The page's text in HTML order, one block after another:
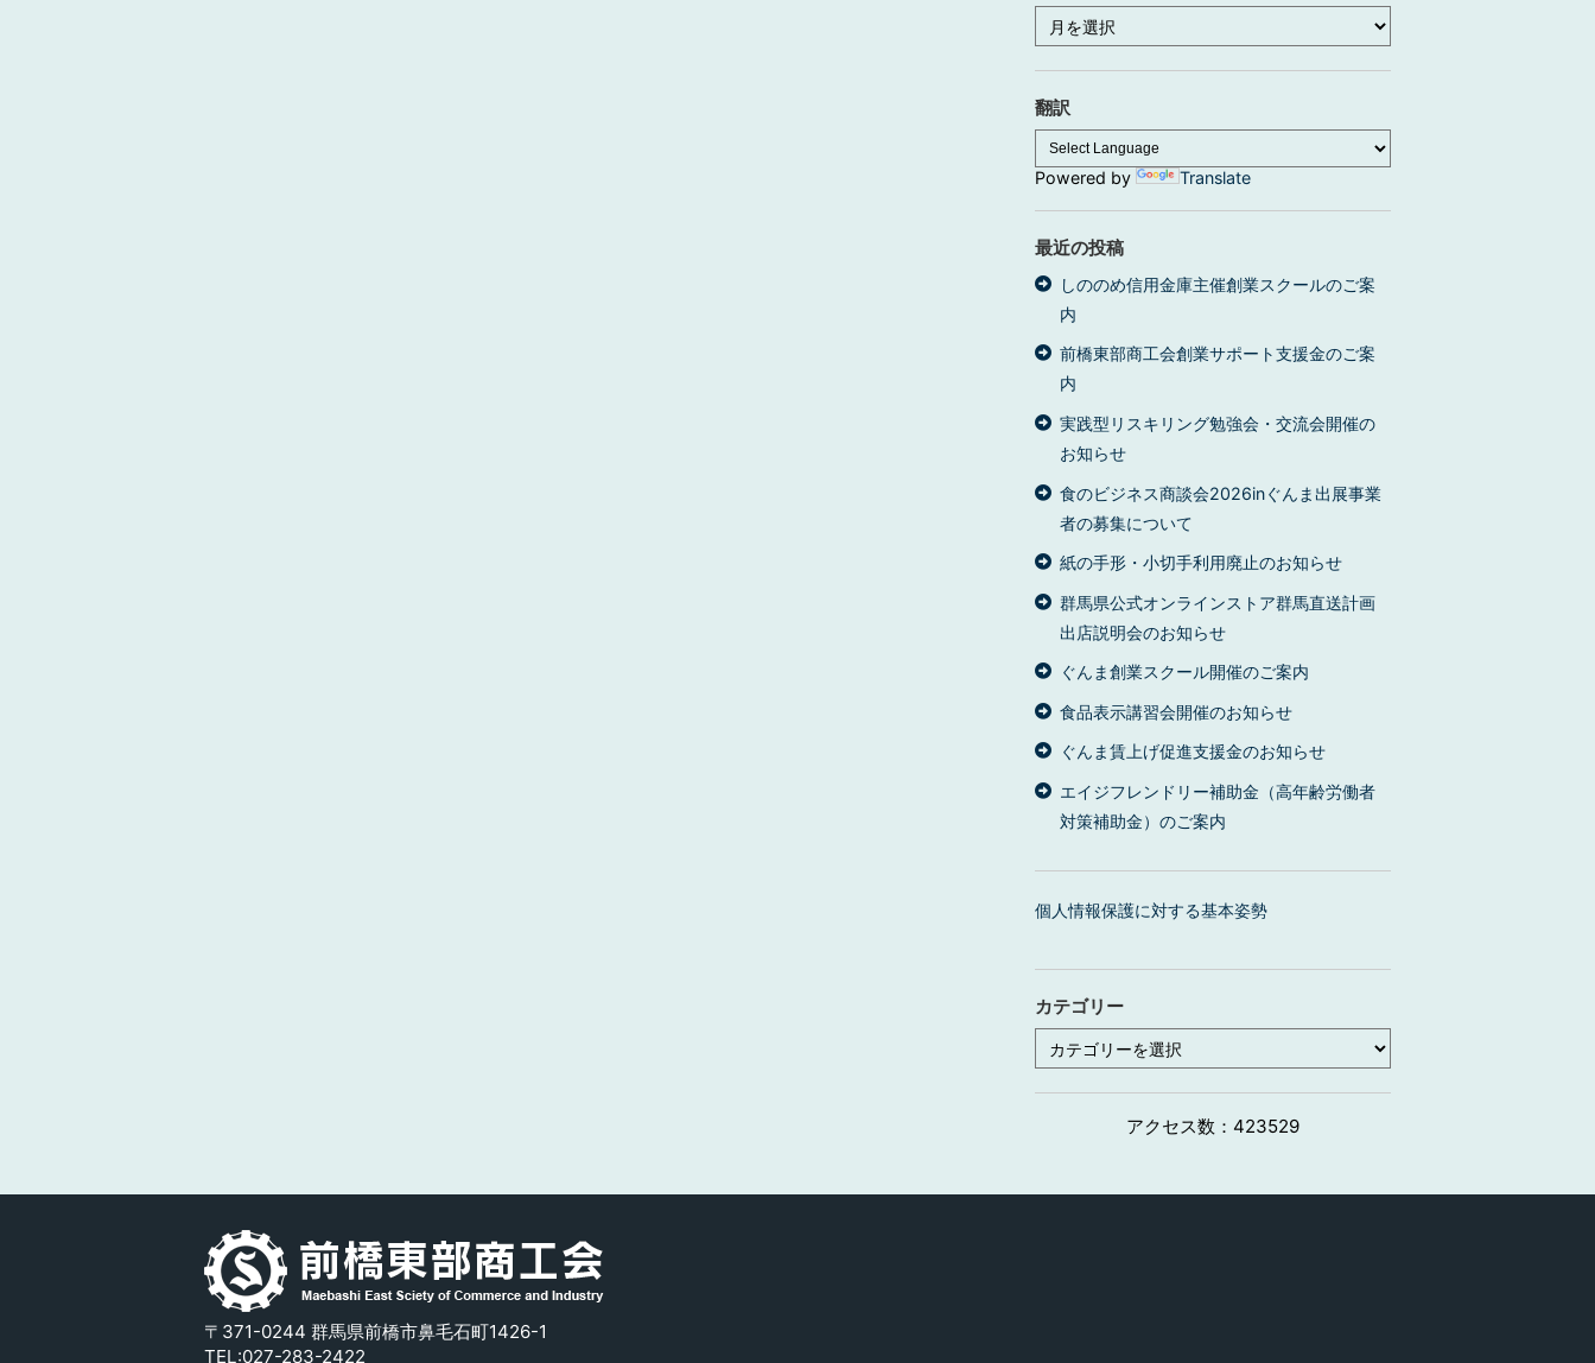
ア
ー
カ
イ
翻訳
Powered by Translate
最近の投稿
しののめ信用金庫主催創業スクールのご案
内
前橋東部商工会創業サポート支援金のご案
内
実践型リスキリング勉強会・交流会開催の
お知らせ
食のビジネス商談会2026inぐんま出展事業
者の募集について
紙の手形・小切手利用廃止のお知らせ
群馬県公式オンラインストア群馬直送計画
出店説明会のお知らせ
ぐんま創業スクール開催のご案内
食品表示講習会開催のお知らせ
ぐんま賃上げ促進支援金のお知らせ
エイジフレンドリー補助金（高年齢労働者
対策補助金）のご案内
個人情報保護に対する基本姿勢
カテゴリー
カ
テ
ゴ
リ
アクセス数： 423529
〒371-0244 群馬県前橋市鼻毛石町1426-1
TEL:027-283-2422